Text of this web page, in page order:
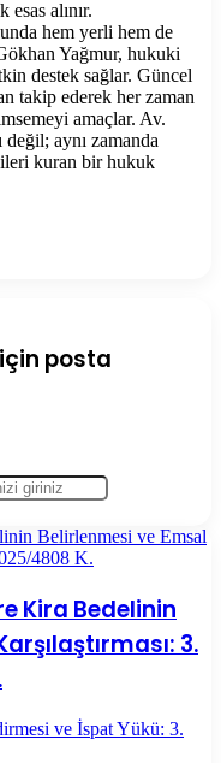
alınır.
hem yerli hem de
Yağmur, hukuki
destek sağlar. Güncel
takip ederek her zaman
amaçlar. Av.
aynı zamanda
kuran bir hukuk
posta
Belirlenmesi ve Emsal
4808 K.
Kira Bedelinin
3.
ve İspat Yükü: 3.